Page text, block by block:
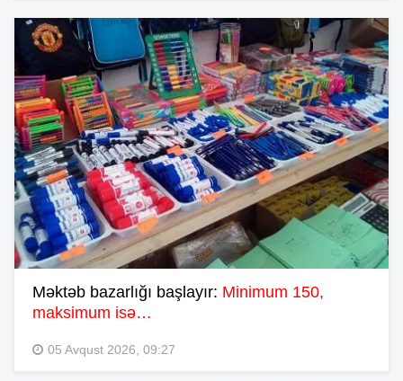
Məktəb bazarlığı başlayır: Minimum 150,
maksimum isə…
05 Avqust 2026, 09:27